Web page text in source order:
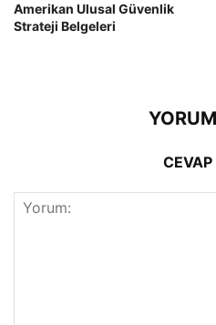
Amerikan Ulusal Güvenlik
Strateji Belgeleri
CEVAP